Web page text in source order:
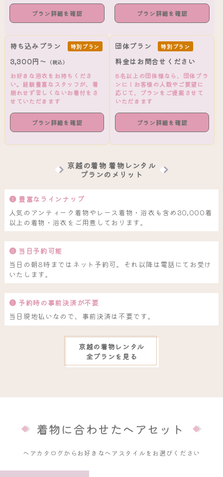
プラン詳細を確認 プラン詳細を確認
持ち込みプラン 特別プラン
3,300円～ （税込）
お好きな浴衣をお持ちくださ
い。経験豊富なスタッフが、着
崩れせず苦しくないお着付をさ
せていただきます
プラン詳細を確認
団体プラン 特別プラン
料金はお問合せください
8名以上の団体様なら、団体プラ
ンに！お客様の人数やご要望に
応じて、プランをご提案させて
いただきます
プラン詳細を確認
京越の着物 着物レンタル
プランのメリット
❶ 豊富なラインナップ
人気のアンティーク着物やレース着物・浴衣も含め30,000着
以上の着物・浴衣をご用意しております。
❷ 当日予約可能
当日の朝8時まではネット予約可。それ以降は電話にてお受け
いたします。
❸ 予約時の事前決済が不要
当日現地払いなので、事前決済は不要です。
京越の着物レンタル
全プランを見る
着物に合わせたヘアセット
ヘアカタログからお好きなヘアスタイルをお選びください